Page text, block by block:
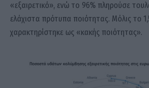
«εξαιρετικό», ενώ το 96% πληρούσε
ελάχιστα πρότυπα ποιότητας. Μόλις το
χαρακτηρίστηκε ως «κακής ποιότητας».